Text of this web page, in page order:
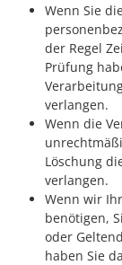
Wenn Sie
der Regel
Prüfung
verlangen.
Wenn die
Löschung
verlangen.
Wenn wir
benötigen,
oder
haben Sie